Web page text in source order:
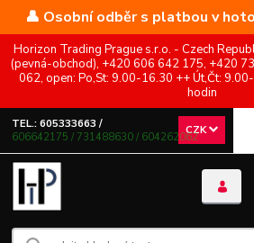
👤 Osobní odběr s platbou v
Horizon Trading Prague s.r.o. - Czech
(pevná-obchod), +420 606 642 175, +420
062, open: Po,St: 9.00-16.30 ++ Út,Čt:
hodin
CZK
TEL.: 605333663 /
606642175 / 731488630 / 604262062